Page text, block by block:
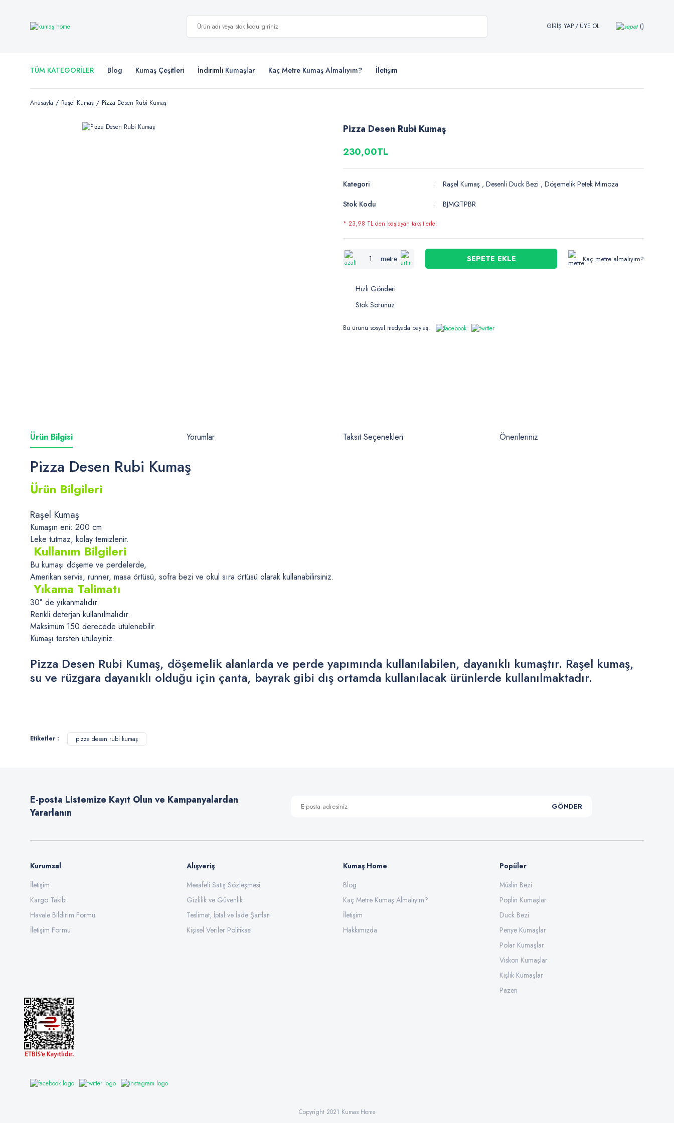
GİRİŞ YAP/ ÜYE OL
TÜM KATEGORİLER Blog Kumaş Çeşitleri İndirimli Kumaşlar Kaç Metre Kumaş Almalıyım? İletişim
Anasayfa Raşel Kumaş Pizza Desen Rubi Kumaş
Pizza Desen Rubi Kumaş
230,00TL
Kategori Raşel Kumaş , Desenli Duck Bezi , Döşemelik Petek Mimoza
Stok Kodu
BJMQTPBR
* 23,98 TL den başlayan taksitlerle!
metre SEPETE EKLE Kaç metre almalıyım?
Hızlı Gönderi
Stok Sorunuz
Bu ürünü sosyal medyada paylaş!
Ürün Bilgisi Yorumlar Taksit Seçenekleri Önerileriniz
Pizza Desen Rubi Kumaş
Ürün Bilgileri
Raşel Kumaş
Kumaşın eni: 200 cm
Leke tutmaz, kolay temizlenir.
Kullanım Bilgileri
Bu kumaşı döşeme ve perdelerde,
Amerikan servis, runner, masa örtüsü, sofra bezi ve okul sıra örtüsü olarak kullanabilirsiniz.
Yıkama Talimatı
30° de yıkanmalıdır.
Renkli deterjan kullanılmalıdır.
Maksimum 150 derecede ütülenebilir.
Kumaşı tersten ütüleyiniz.
Pizza Desen Rubi Kumaş, döşemelik alanlarda ve perde yapımında kullanılabilen, dayanıklı kumaştır. Raşel kumaş,
su ve rüzgara dayanıklı olduğu için çanta, bayrak gibi dış ortamda kullanılacak ürünlerde kullanılmaktadır.
Ürün resmi kalitesiz, bozuk veya görüntülenemiyor.
Ürün fiyatı diğer sitelerden daha pahalı.
Bu ürüne benzer farklı alternatifler olmalı.
Gönder
Etiketler : pizza desen rubi kumaş
E-posta Listemize Kayıt Olun ve Kampanyalardan
Yararlanın
GÖNDER
Kurumsal
İletişim
Kargo Takibi
Havale Bildirim Formu
İletişim Formu
Alışveriş
Mesafeli Satış Sözleşmesi
Gizlilik ve Güvenlik
Teslimat, İptal ve İade Şartları
Kişisel Veriler Politikası
Kumaş Home
Blog
Kaç Metre Kumaş Almalıyım?
İletişim
Hakkımızda
Popüler
Müslin Bezi
Poplin Kumaşlar
Duck Bezi
Penye Kumaşlar
Polar Kumaşlar
Viskon Kumaşlar
Kışlık Kumaşlar
Pazen
Copyright 2021 Kumas Home